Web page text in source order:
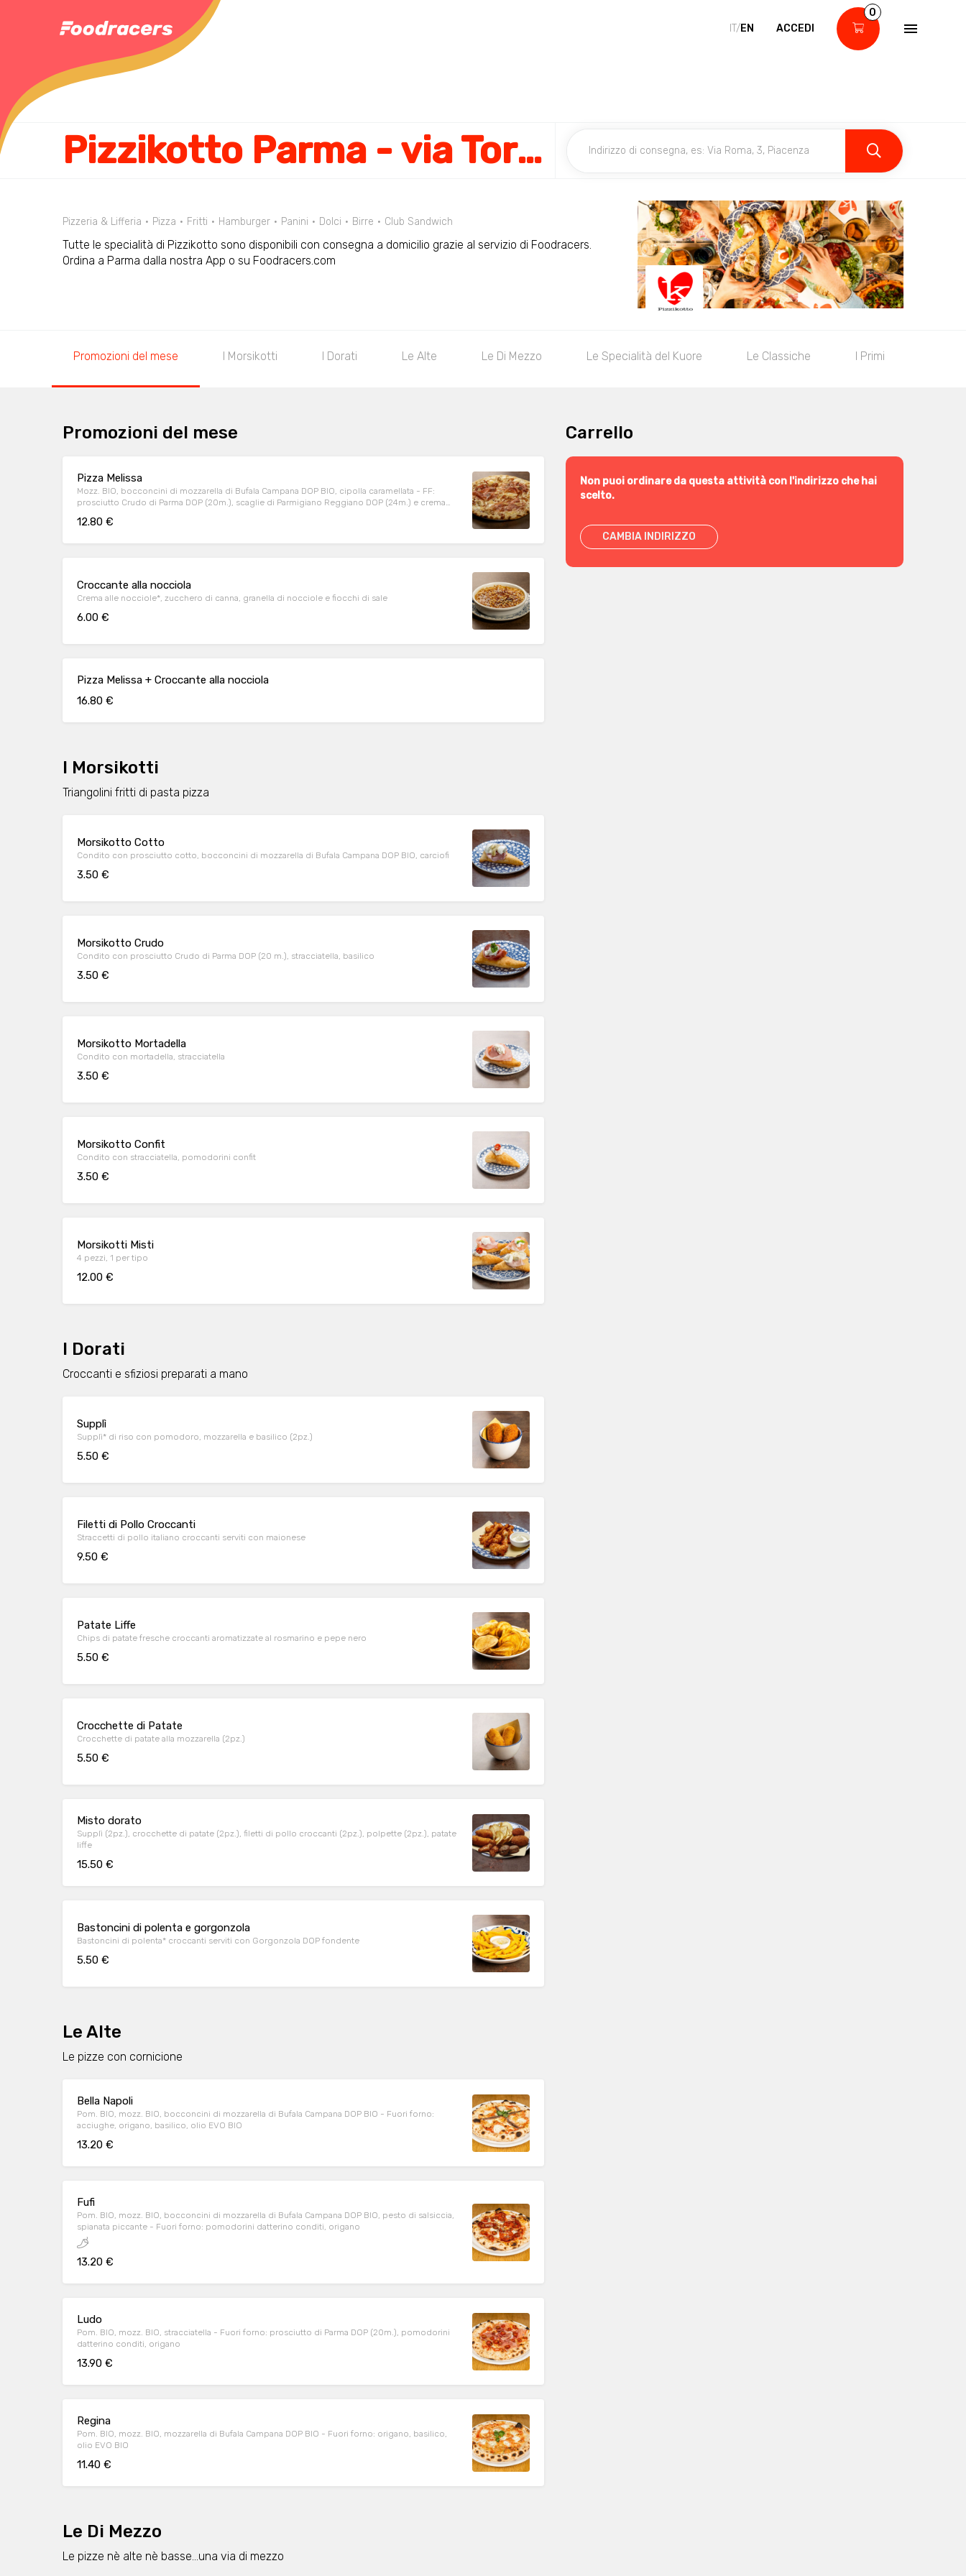
IT/EN ACCEDI
0
Pizzikotto Parma - via Torelli
Pizzeria & Lifferia Pizza Fritti Hamburger Panini Dolci Birre Club Sandwich
Tutte le specialità di Pizzikotto sono disponibili con consegna a domicilio grazie al servizio di Foodracers.
Ordina a Parma dalla nostra App o su Foodracers.com
Promozioni del mese I Morsikotti I Dorati Le Alte Le Di Mezzo Le Specialità del Kuore Le Classiche I Primi
Promozioni del mese
Pizza Melissa
Mozz. BIO, bocconcini di mozzarella di Bufala Campana DOP BIO, cipolla caramellata - FF:
prosciutto Crudo di Parma DOP (20m.), scaglie di Parmigiano Reggiano DOP (24m.) e crema
12.80 €
Croccante alla nocciola
Crema alle nocciole*, zucchero di canna, granella di nocciole e fiocchi di sale
6.00 €
Pizza Melissa + Croccante alla nocciola
16.80 €
I Morsikotti
Triangolini fritti di pasta pizza
Morsikotto Cotto
Condito con prosciutto cotto, bocconcini di mozzarella di Bufala Campana DOP BIO, carciofi
3.50 €
Morsikotto Crudo
Condito con prosciutto Crudo di Parma DOP (20 m.), stracciatella, basilico
3.50 €
Morsikotto Mortadella
Condito con mortadella, stracciatella
3.50 €
Morsikotto Confit
Condito con stracciatella, pomodorini confit
3.50 €
Morsikotti Misti
4 pezzi, 1 per tipo
12.00 €
I Dorati
Croccanti e sfiziosi preparati a mano
Supplì
Supplì* di riso con pomodoro, mozzarella e basilico (2pz.)
5.50 €
Filetti di Pollo Croccanti
Straccetti di pollo italiano croccanti serviti con maionese
9.50 €
Patate Liffe
Chips di patate fresche croccanti aromatizzate al rosmarino e pepe nero
5.50 €
Crocchette di Patate
Crocchette di patate alla mozzarella (2pz.)
5.50 €
Misto dorato
Supplì (2pz.), crocchette di patate (2pz.), filetti di pollo croccanti (2pz.), polpette (2pz.), patate
liffe
15.50 €
Bastoncini di polenta e gorgonzola
Bastoncini di polenta* croccanti serviti con Gorgonzola DOP fondente
5.50 €
Le Alte
Le pizze con cornicione
Bella Napoli
Pom. BIO, mozz. BIO, bocconcini di mozzarella di Bufala Campana DOP BIO - Fuori forno:
acciughe, origano, basilico, olio EVO BIO
13.20 €
Fufi
Pom. BIO, mozz. BIO, bocconcini di mozzarella di Bufala Campana DOP BIO, pesto di salsiccia,
spianata piccante - Fuori forno: pomodorini datterino conditi, origano
13.20 €
Ludo
Pom. BIO, mozz. BIO, stracciatella - Fuori forno: prosciutto di Parma DOP (20m.), pomodorini
datterino conditi, origano
13.90 €
Regina
Pom. BIO, mozz. BIO, mozzarella di Bufala Campana DOP BIO - Fuori forno: origano, basilico,
olio EVO BIO
11.40 €
Le Di Mezzo
Le pizze nè alte nè basse...una via di mezzo
Carrello
Non puoi ordinare da questa attività con l'indirizzo che hai
scelto.
CAMBIA INDIRIZZO